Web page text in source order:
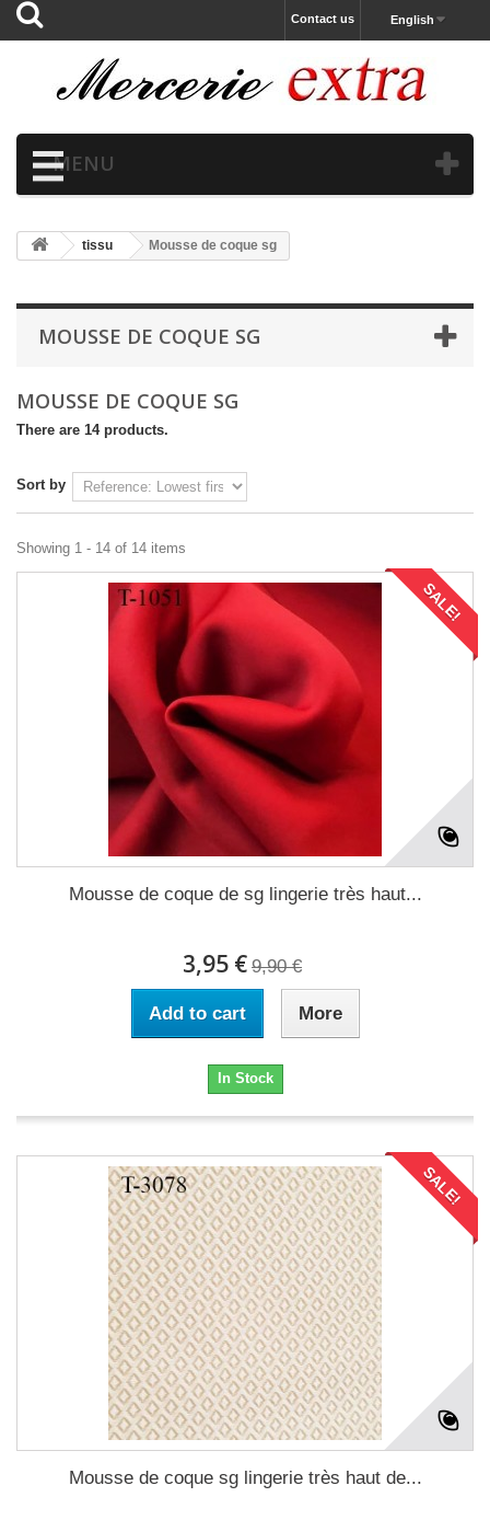
English
Contact us
MENU
tissu Mousse de coque sg
MOUSSE DE COQUE SG
MOUSSE DE COQUE SG
There are 14 products.
Sort by
Showing 1 - 14 of 14 items
SALE!
Mousse de coque de sg lingerie très haut...
3,95 € 9,90 €
Add to cart More
In Stock
SALE!
Mousse de coque sg lingerie très haut de...